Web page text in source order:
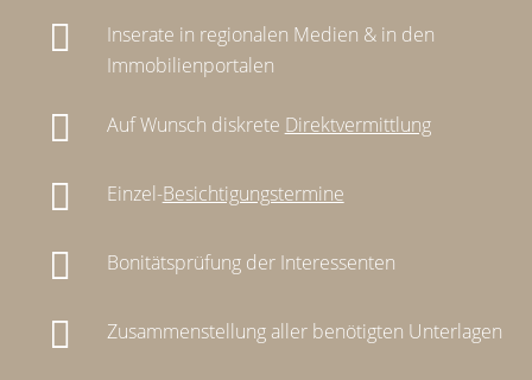
Inserate in regionalen Medien & in den
Immobilienportalen
Auf Wunsch diskrete Direktvermittlung
Einzel-Besichtigungstermine
Bonitätsprüfung der Interessenten
Zusammenstellung aller benötigten Unterlagen